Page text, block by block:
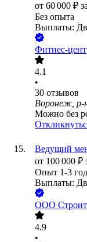
от 60 000 ₽
Без опыта
Выплаты:
Фитнес-
4.1
•
30 отзывов
Воронеж, р-
Можно без
Ведущий
от 100 000 ₽
Опыт 1-3
Выплаты:
ООО
4.9
•